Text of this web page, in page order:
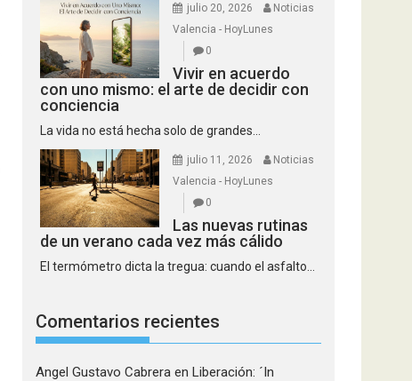
julio 20, 2026
Noticias
Valencia - HoyLunes
0
Vivir en acuerdo
con uno mismo: el arte de decidir con
conciencia
La vida no está hecha solo de grandes...
julio 11, 2026
Noticias
Valencia - HoyLunes
0
Las nuevas rutinas
de un verano cada vez más cálido
El termómetro dicta la tregua: cuando el asfalto...
Comentarios recientes
Angel Gustavo Cabrera en Liberación: ´In